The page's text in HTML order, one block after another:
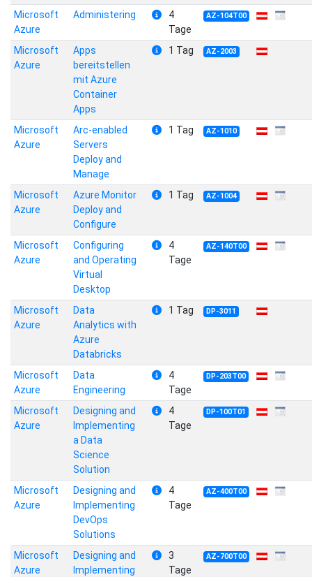
Microsoft
Azure
Administering
4
Tage
AZ-104T00
Microsoft
Azure
Apps
bereitstellen
mit Azure
Container
Apps
1 Tag AZ-2003
Microsoft
Azure
Arc-enabled
Servers
Deploy and
Manage
1 Tag AZ-1010
Microsoft
Azure
Azure Monitor
Deploy and
Configure
1 Tag AZ-1004
Microsoft
Azure
Configuring
and Operating
Virtual
Desktop
4
Tage
AZ-140T00
Microsoft
Azure
Data
Analytics with
Azure
Databricks
1 Tag DP-3011
Microsoft
Azure
Data
Engineering
4
Tage
DP-203T00
Microsoft
Azure
Designing and
Implementing
a Data
Science
Solution
4
Tage
DP-100T01
Microsoft
Azure
Designing and
Implementing
DevOps
Solutions
4
Tage
AZ-400T00
Microsoft
Azure
Designing and
Implementing
3
Tage
AZ-700T00